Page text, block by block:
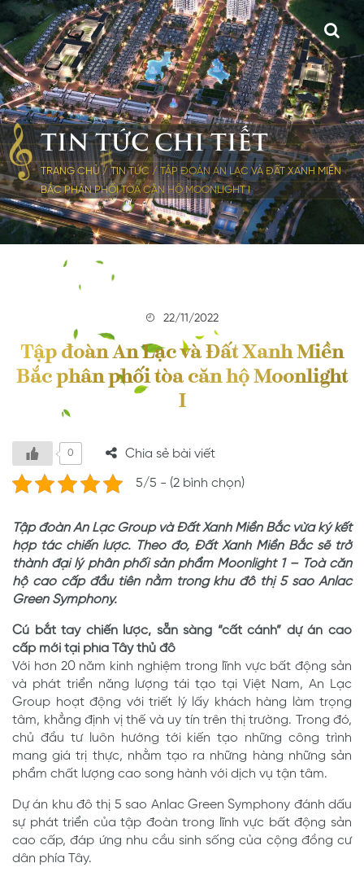
TIN TỨC CHI TIẾT
TRANG CHỦ /TIN TỨC /TẬP ĐOÀN AN LẠC VÀ ĐẤT XANH MIỀN
BẮC PHÂN PHỐI TÒA CĂN HỘ MOONLIGHT I
22/11/2022
Tập đoàn An Lạc và Đất Xanh Miền
Bắc phân phối tòa căn hộ Moonlight
I
Chia sẻ bài viết
0
5/5 - (2 bình chọn)
Tập đoàn An Lạc Group và Đất Xanh Miền Bắc vừa ký kết
hợp tác chiến lược. Theo đó, Đất Xanh Miền Bắc sẽ trở
thành đại lý phân phối sản phẩm Moonlight 1 – Toà căn
hộ cao cấp đầu tiên nằm trong khu đô thị 5 sao Anlac
Green Symphony.
Cú bắt tay chiến lược, sẵn sàng “cất cánh” dự án cao
cấp mới tại phía Tây thủ đô
Với hơn 20 năm kinh nghiệm trong lĩnh vực bất động sản
và phát triển năng lượng tái tạo tại Việt Nam, An Lạc
Group hoạt động với triết lý lấy khách hàng làm trọng
tâm, khẳng định vị thế và uy tín trên thị trường. Trong đó,
chủ đầu tư luôn hướng tới kiến tạo những công trình
mang giá trị thực, nhằm tạo ra những hàng những sản
phẩm chất lượng cao song hành với dịch vụ tận tâm.
Dự án khu đô thị 5 sao Anlac Green Symphony đánh dấu
sự phát triển của tập đoàn trong lĩnh vực bất động sản
cao cấp, đáp ứng nhu cầu sinh sống của cộng đồng cư
dân phía Tây.